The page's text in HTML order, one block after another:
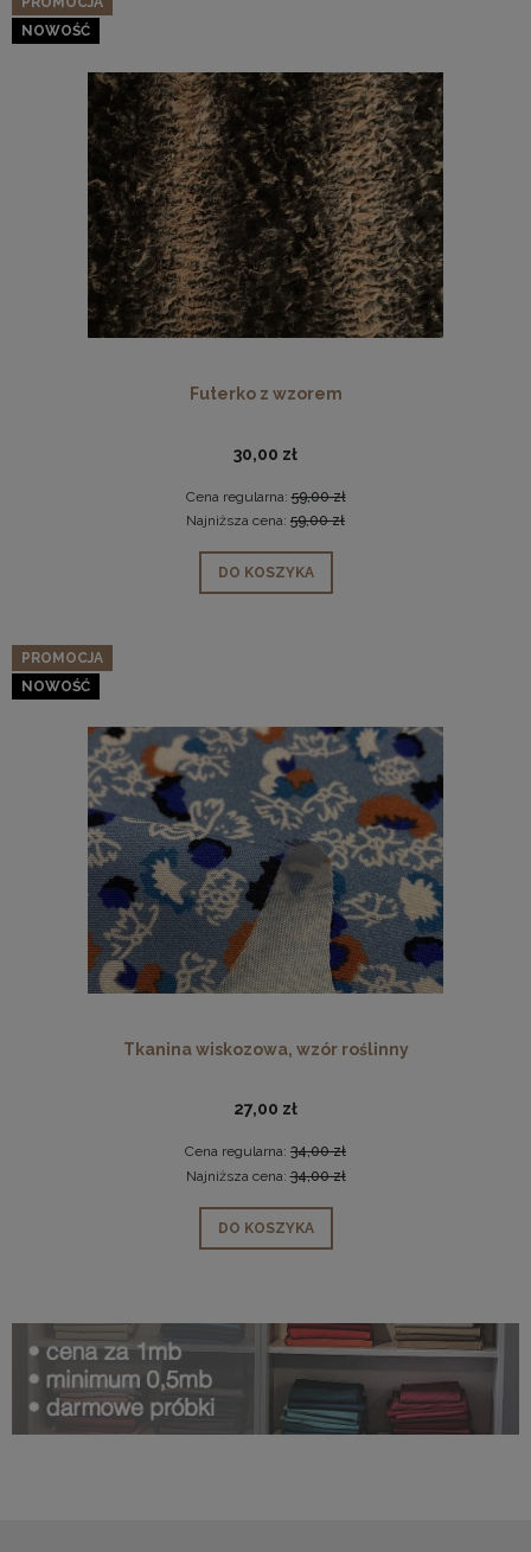
Futerko z wzorem
30,00 zł
Cena regularna:59,00 zł
Najniższa cena: 59,00 zł
DO KOSZYKA
NOWOŚĆ
Tkanina wiskozowa, wzór roślinny
27,00 zł
Cena regularna: 34,00 zł
Najniższa cena:34,00 zł
DO KOSZYKA
PROMOCJA
NOWOŚĆ